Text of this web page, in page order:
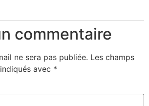
commentaire
ne sera pas publiée. Les champs
avec *